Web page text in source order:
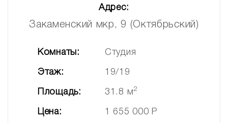
Адрес:
Закаменский мкр, 9 (Октябрьский)
Комнаты: Студия
Этаж: 19/19
Площадь: 31.8 м2
Цена: 1 655 000 Р